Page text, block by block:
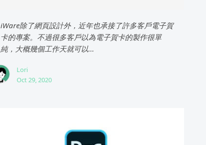
iWare除了網頁設計外，近年也承接了許多客戶電子賀
卡的專案。不過很多客戶以為電子賀卡的製作很單
純，大概幾個工作天就可以...
Lori
Oct 29, 2020